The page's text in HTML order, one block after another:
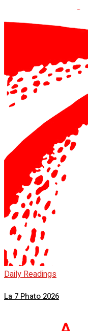
Daily Readings
La 7 Phato 2026